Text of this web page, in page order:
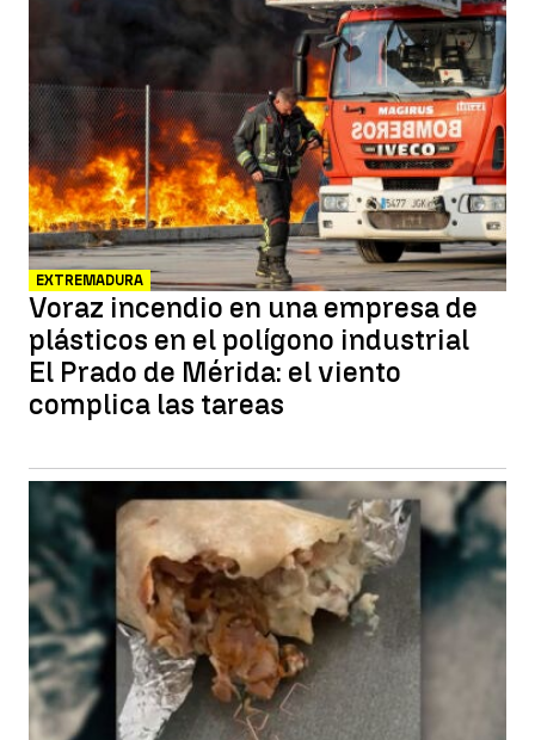
EXTREMADURA
Voraz incendio en una empresa de
plásticos en el polígono industrial
El Prado de Mérida: el viento
complica las tareas